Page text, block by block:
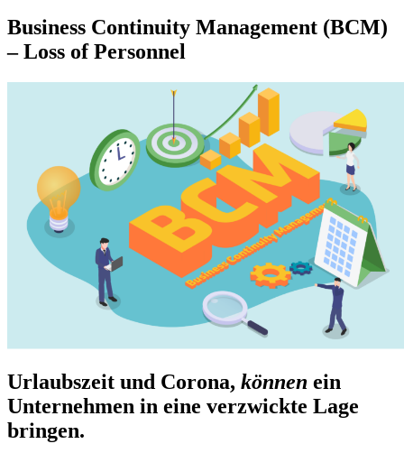
Business Continuity Management (BCM)
– Loss of Personnel
Urlaubszeit und Corona, können ein
Unternehmen in eine verzwickte Lage
bringen.